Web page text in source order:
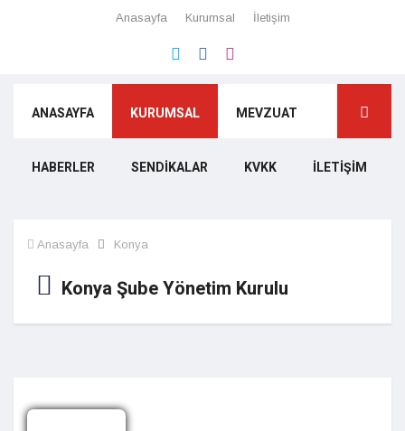
Anasayfa Kurumsal İletişim
ANASAYFA KURUMSAL MEVZUAT
HABERLER SENDIKALAR KVKK İLETIŞIM
Anasayfa Konya
Konya Şube Yönetim Kurulu